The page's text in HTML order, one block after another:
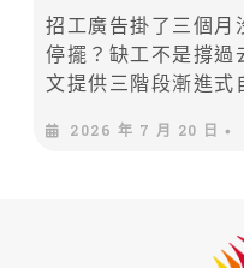
招工廣告掛了三個月
停擺？缺工不是撐過
文提供三階段漸進式
幫你降低人力依賴
2026 年 7 月 20 日 •